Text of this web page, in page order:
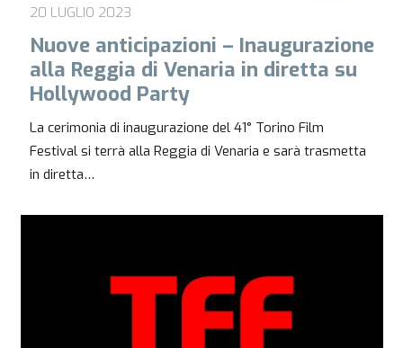
20 LUGLIO 2023
Nuove anticipazioni – Inaugurazione
alla Reggia di Venaria in diretta su
Hollywood Party
La cerimonia di inaugurazione del 41° Torino Film
Festival si terrà alla Reggia di Venaria e sarà trasmetta
in diretta…